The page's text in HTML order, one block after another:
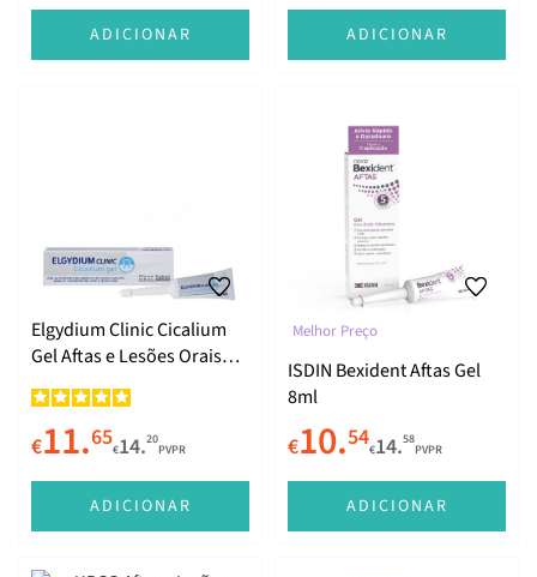
ADICIONAR ADICIONAR
Elgydium Clinic Cicalium
Gel Aftas e Lesões Orais
8ml
€11.65€14.20
PVPR
ADICIONAR
Melhor Preço
ISDIN Bexident Aftas Gel
8ml
€10.54€14.58
PVPR
ADICIONAR